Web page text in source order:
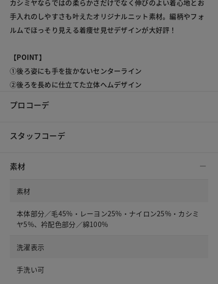
カシミヤならではの柔らかさだけでなく伸びのよい着心地とお
手入れのしやすさも叶えたオリジナルニット素材。編柄やフォ
ルムでほっそり見える着痩せ見せデザインが大好評！
【POINT】
①後ろ姿にも手を抜かないセンターライン
②後ろを長めに仕立てた立体ヘムデザイン
プロコーデ
スタッフコーデ
素材
素材
本体部分／毛45%・レーヨン25%・ナイロン25%・カシミ
ヤ5%、衿配色部分／綿100%
洗濯表示
手洗い可